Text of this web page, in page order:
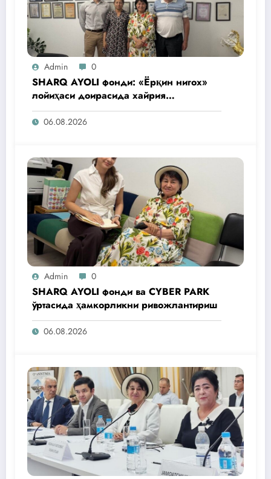
Admin 0
SHARQ AYOLI фонди: «Ёрқин нигох»
лойиҳаси доирасида хайрия
операциялари ўтказилади
06.08.2026
Admin 0
SHARQ AYOLI фонди ва CYBER PARK
ўртасида ҳамкорликни ривожлантириш
06.08.2026